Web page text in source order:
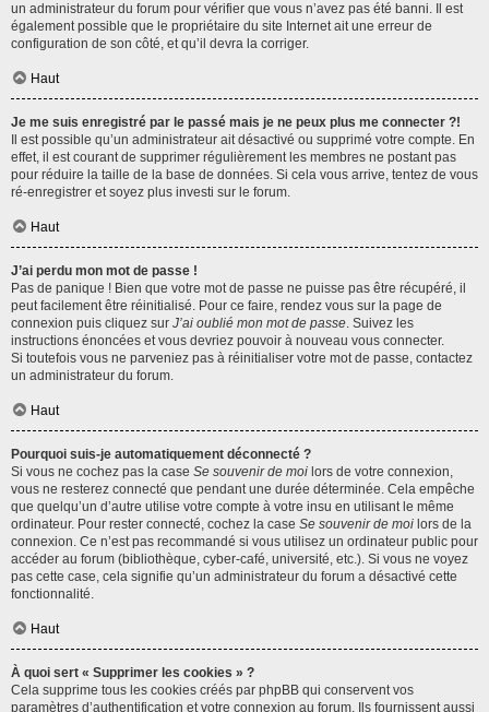
un administrateur du forum pour vérifier que vous n’avez pas été banni. Il est
également possible que le propriétaire du site Internet ait une erreur de
configuration de son côté, et qu’il devra la corriger.
Haut
Je me suis enregistré par le passé mais je ne peux plus me connecter ?!
Il est possible qu’un administrateur ait désactivé ou supprimé votre compte. En
effet, il est courant de supprimer régulièrement les membres ne postant pas
pour réduire la taille de la base de données. Si cela vous arrive, tentez de vous
ré-enregistrer et soyez plus investi sur le forum.
Haut
J’ai perdu mon mot de passe !
Pas de panique ! Bien que votre mot de passe ne puisse pas être récupéré, il
peut facilement être réinitialisé. Pour ce faire, rendez vous sur la page de
connexion puis cliquez sur J’ai oublié mon mot de passe. Suivez les
instructions énoncées et vous devriez pouvoir à nouveau vous connecter.
Si toutefois vous ne parveniez pas à réinitialiser votre mot de passe, contactez
un administrateur du forum.
Haut
Pourquoi suis-je automatiquement déconnecté ?
Si vous ne cochez pas la case Se souvenir de moi lors de votre connexion,
vous ne resterez connecté que pendant une durée déterminée. Cela empêche
que quelqu’un d’autre utilise votre compte à votre insu en utilisant le même
ordinateur. Pour rester connecté, cochez la case Se souvenir de moi lors de la
connexion. Ce n’est pas recommandé si vous utilisez un ordinateur public pour
accéder au forum (bibliothèque, cyber-café, université, etc.). Si vous ne voyez
pas cette case, cela signifie qu’un administrateur du forum a désactivé cette
fonctionnalité.
Haut
À quoi sert « Supprimer les cookies » ?
Cela supprime tous les cookies créés par phpBB qui conservent vos
paramètres d’authentification et votre connexion au forum. Ils fournissent aussi